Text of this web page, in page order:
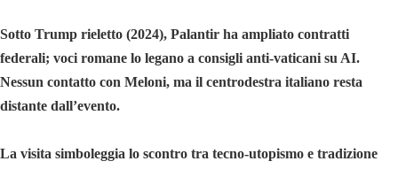
Sotto Trump rieletto (2024), Palantir ha ampliato contratti
federali; voci romane lo legano a consigli anti-vaticani su AI.
Nessun contatto con Meloni, ma il centrodestra italiano resta
distante dall’evento.
La visita simboleggia lo scontro tra tecno-utopismo e tradizione